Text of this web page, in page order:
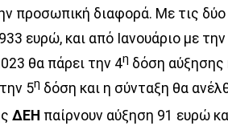
προσωπική διαφορά. Με τις
ευρώ, και από Ιανουάριο με την
θα πάρει την 4η δόση αύξησης
5η δόση και η σύνταξη θα
ΔΕΗ παίρνουν αύξηση 91 ευρώ